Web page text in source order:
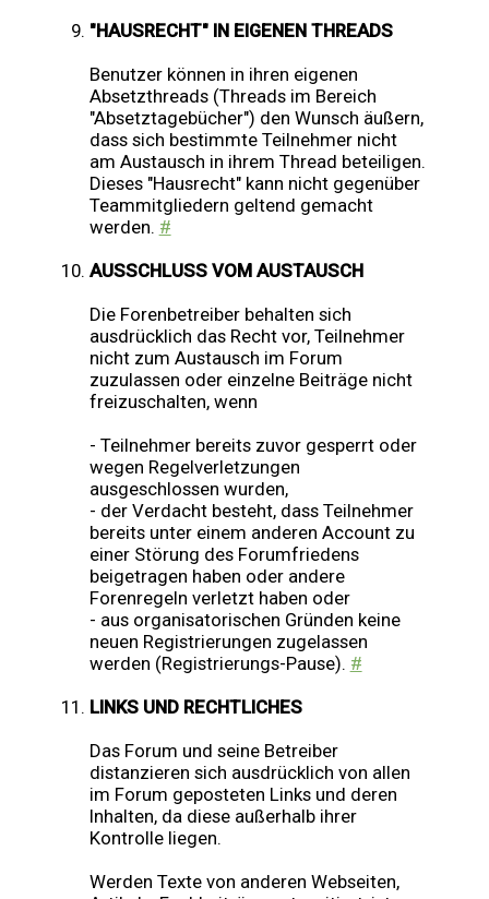
"HAUSRECHT" IN EIGENEN THREADS
Benutzer können in ihren eigenen
Absetzthreads (Threads im Bereich
"Absetztagebücher") den Wunsch äußern,
dass sich bestimmte Teilnehmer nicht
am Austausch in ihrem Thread beteiligen.
Dieses "Hausrecht" kann nicht gegenüber
Teammitgliedern geltend gemacht
werden. #
AUSSCHLUSS VOM AUSTAUSCH
Die Forenbetreiber behalten sich
ausdrücklich das Recht vor, Teilnehmer
nicht zum Austausch im Forum
zuzulassen oder einzelne Beiträge nicht
freizuschalten, wenn
- Teilnehmer bereits zuvor gesperrt oder
wegen Regelverletzungen
ausgeschlossen wurden,
- der Verdacht besteht, dass Teilnehmer
bereits unter einem anderen Account zu
einer Störung des Forumfriedens
beigetragen haben oder andere
Forenregeln verletzt haben oder
- aus organisatorischen Gründen keine
neuen Registrierungen zugelassen
werden (Registrierungs-Pause). #
LINKS UND RECHTLICHES
Das Forum und seine Betreiber
distanzieren sich ausdrücklich von allen
im Forum geposteten Links und deren
Inhalten, da diese außerhalb ihrer
Kontrolle liegen.
Werden Texte von anderen Webseiten,